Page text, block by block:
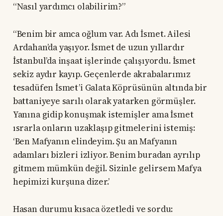
“Nasıl yardımcı olabilirim?”
“Benim bir amca oğlum var. Adı İsmet. Ailesi
Ardahan’da yaşıyor. İsmet de uzun yıllardır
İstanbul’da inşaat işlerinde çalışıyordu. İsmet
sekiz aydır kayıp. Geçenlerde akrabalarımız
tesadüfen İsmet’i Galata Köprüsünün altında bir
battaniyeye sarılı olarak yatarken görmüşler.
Yanına gidip konuşmak istemişler ama İsmet
ısrarla onların uzaklaşıp gitmelerini istemiş:
‘Ben Mafyanın elindeyim. Şu an Mafyanın
adamları bizleri izliyor. Benim buradan ayrılıp
gitmem mümkün değil. Sizinle gelirsem Mafya
hepimizi kurşuna dizer.’
Hasan durumu kısaca özetledi ve sordu: